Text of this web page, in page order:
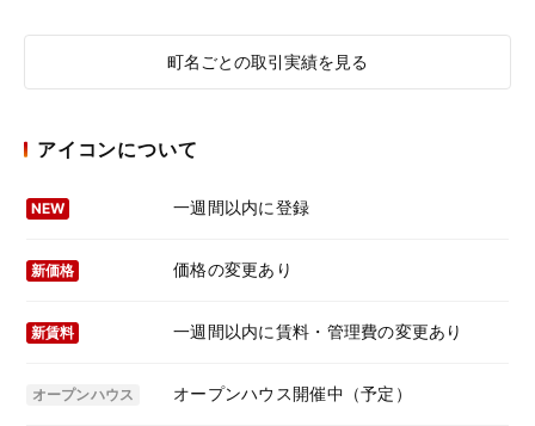
町名ごとの取引実績を見る
アイコンについて
NEW 一週間以内に登録
新価格 価格の変更あり
新賃料 一週間以内に賃料・管理費の変更あり
オープンハウス オープンハウス開催中（予定）